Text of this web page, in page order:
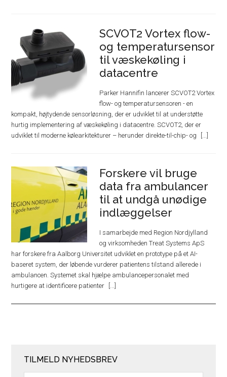
SCVOT2 Vortex flow-
og temperatursensor
til væskekøling i
datacentre
Parker Hannifin lancerer SCVOT2 Vortex
flow- og temperatursensoren - en
kompakt, højtydende sensorløsning, der er udviklet til at understøtte
hurtig implementering af væskekøling i datacentre. SCVOT2, der er
udviklet til moderne kølearkitekturer – herunder direkte-til-chip- og
Forskere vil bruge
data fra ambulancer
til at undgå unødige
indlæggelser
I samarbejde med Region Nordjylland
og virksomheden Treat Systems ApS
har forskere fra Aalborg Universitet udviklet en prototype på et AI-
baseret system, der løbende vurderer patientens tilstand allerede i
ambulancen. Systemet skal hjælpe ambulancepersonalet med
hurtigere at identificere patienter
TILMELD NYHEDSBREV